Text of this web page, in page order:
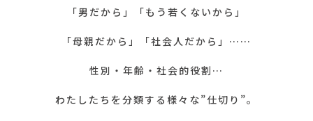
「男だから」「もう若くないから」
「母親だから」「社会人だから」……
性別・年齢・社会的役割…
わたしたちを分類する様々な”仕切り”。